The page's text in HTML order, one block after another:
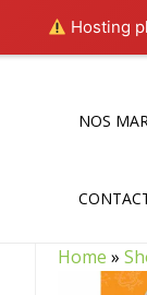
Hosting
NOS
Home »